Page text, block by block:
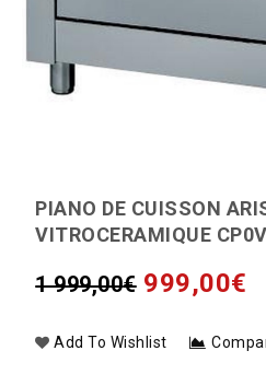
PIANO DE CUISSON
VITROCERAMIQUE
1 999,00€ 999,00€
Add To Wishlist